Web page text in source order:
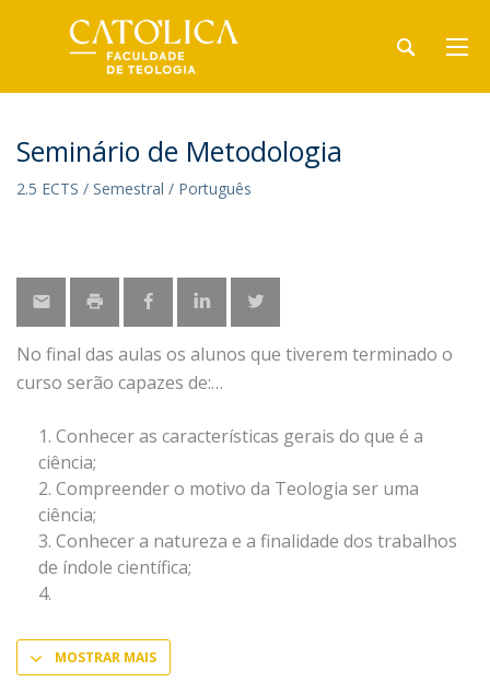
Seminário de Metodologia
2.5 ECTS / Semestral / Português
No final das aulas os alunos que tiverem terminado o
curso serão capazes de:
Conhecer as características gerais do que é a
ciência;
Compreender o motivo da Teologia ser uma
ciência;
Conhecer a natureza e a finalidade dos trabalhos
de índole científica;
MOSTRAR MAIS